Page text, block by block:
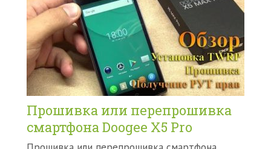
Прошивка или перепрошивка
смартфона Doogee X5 Pro